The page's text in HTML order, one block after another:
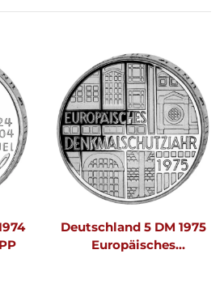
Deutschland 5 DM 1975
Europäisches